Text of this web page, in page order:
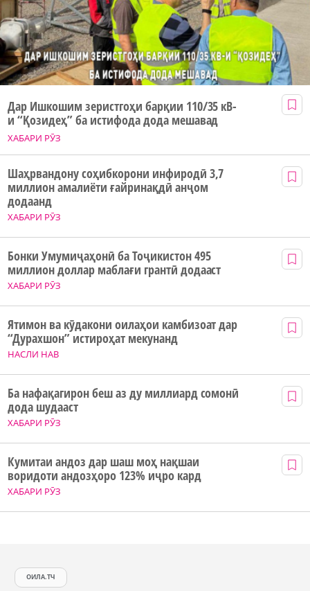
ХАБАРИ РӮЗ
Дар Ишкошим зеристгоҳи барқии 110/35 кВ-
и “Қозидеҳ” ба истифода дода мешавад
ХАБАРИ РӮЗ
Шаҳрвандону соҳибкорони инфиродӣ 3,7
миллион амалиёти ғайринақдӣ анҷом
додаанд
ХАБАРИ РӮЗ
Бонки Умумиҷаҳонӣ ба Тоҷикистон 495
миллион доллар маблағи грантӣ додааст
НАСЛИ НАВ
Ятимон ва кӯдакони оилаҳои камбизоат дар
“Дурахшон” истироҳат мекунанд
ХАБАРИ РӮЗ
Ба нафақагирон беш аз ду миллиард сомонӣ
дода шудааст
ХАБАРИ РӮЗ
Кумитаи андоз дар шаш моҳ нақшаи
воридоти андозҳоро 123% иҷро кард
ОИЛА.ТЧ